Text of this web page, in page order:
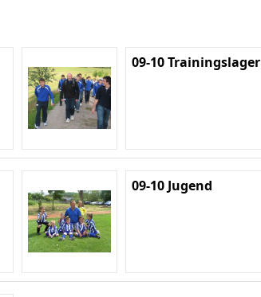
09-10 Trainingslager
09-10 Jugend